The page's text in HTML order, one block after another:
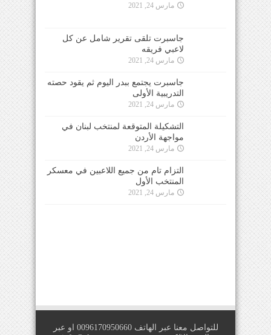
مارس 24, 2021
جاسبرت تلقى تقرير شامل عن كل
لاعبي فريقه
مارس 24, 2021
جاسبرت يجتمع ببدر اليوم ثم يقود حصته
التدريبية الأولى
مارس 24, 2021
التشكيلة المتوقعة لمنتخب لبنان في
مواجهة الأردن
مارس 24, 2021
التزام تام من جميع اللاعبين في معسكر
المنتخب الأول
مارس 24, 2021
للتواصل معنا عبر الهاتف 0096170950660 او عبر